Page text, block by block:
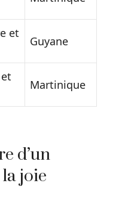
et
Guyane
Martinique
d’un
joie